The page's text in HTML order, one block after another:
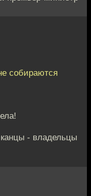
собираются
- владельцы